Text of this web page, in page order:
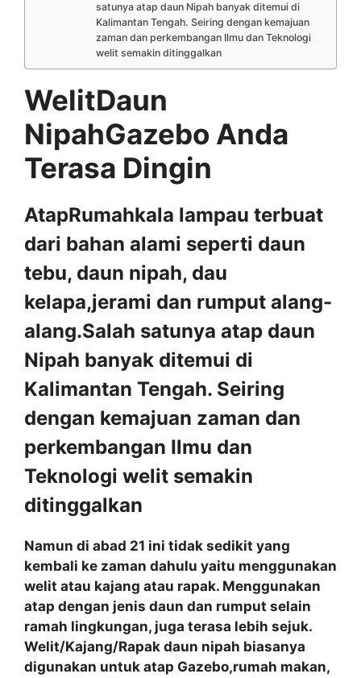
satunya atap daun Nipah banyak ditemui di
Kalimantan Tengah. Seiring dengan kemajuan
zaman dan perkembangan Ilmu dan Teknologi
welit semakin ditinggalkan
WelitDaun
NipahGazebo Anda
Terasa Dingin
AtapRumahkala lampau terbuat
dari bahan alami seperti daun
tebu, daun nipah, dau
kelapa,jerami dan rumput alang-
alang.Salah satunya atap daun
Nipah banyak ditemui di
Kalimantan Tengah. Seiring
dengan kemajuan zaman dan
perkembangan Ilmu dan
Teknologi welit semakin
ditinggalkan
Namun di abad 21 ini tidak sedikit yang
kembali ke zaman dahulu yaitu menggunakan
welit atau kajang atau rapak. Menggunakan
atap dengan jenis daun dan rumput selain
ramah lingkungan, juga terasa lebih sejuk.
Welit/Kajang/Rapak daun nipah biasanya
digunakan untuk atap Gazebo,rumah makan,